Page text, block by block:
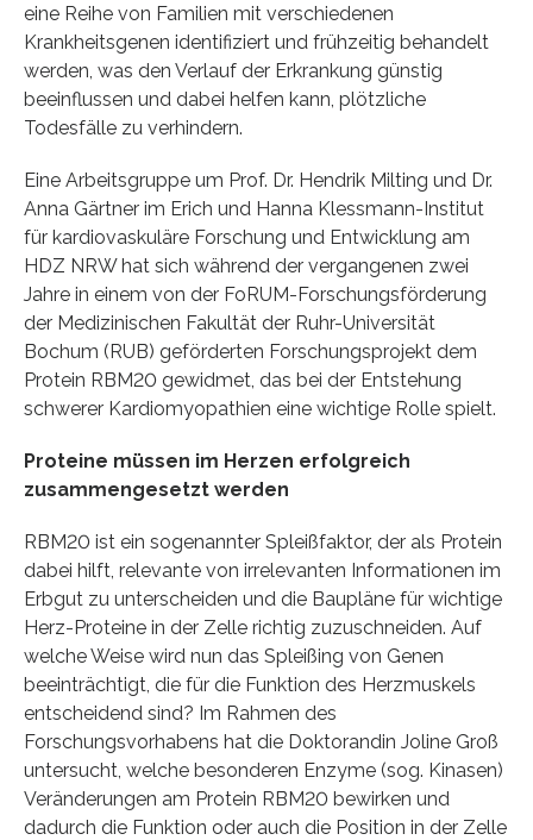
eine Reihe von Familien mit verschiedenen
Krankheitsgenen identifiziert und frühzeitig behandelt
werden, was den Verlauf der Erkrankung günstig
beeinflussen und dabei helfen kann, plötzliche
Todesfälle zu verhindern.
Eine Arbeitsgruppe um Prof. Dr. Hendrik Milting und Dr.
Anna Gärtner im Erich und Hanna Klessmann-Institut
für kardiovaskuläre Forschung und Entwicklung am
HDZ NRW hat sich während der vergangenen zwei
Jahre in einem von der FoRUM-Forschungsförderung
der Medizinischen Fakultät der Ruhr-Universität
Bochum (RUB) geförderten Forschungsprojekt dem
Protein RBM20 gewidmet, das bei der Entstehung
schwerer Kardiomyopathien eine wichtige Rolle spielt.
Proteine müssen im Herzen erfolgreich
zusammengesetzt werden
RBM20 ist ein sogenannter Spleißfaktor, der als Protein
dabei hilft, relevante von irrelevanten Informationen im
Erbgut zu unterscheiden und die Baupläne für wichtige
Herz-Proteine in der Zelle richtig zuzuschneiden. Auf
welche Weise wird nun das Spleißing von Genen
beeinträchtigt, die für die Funktion des Herzmuskels
entscheidend sind? Im Rahmen des
Forschungsvorhabens hat die Doktorandin Joline Groß
untersucht, welche besonderen Enzyme (sog. Kinasen)
Veränderungen am Protein RBM20 bewirken und
dadurch die Funktion oder auch die Position in der Zelle